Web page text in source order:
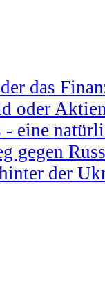
das
oder
eine
gegen
der